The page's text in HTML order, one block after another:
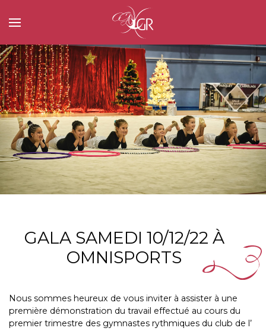
GALA SAMEDI 10/12/22 À
OMNISPORTS
Nous sommes heureux de vous inviter à assister à une
première démonstration du travail effectué au cours du
premier trimestre des gymnastes rythmiques du club de l’